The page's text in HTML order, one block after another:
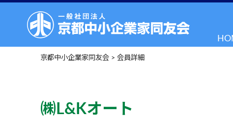
京都中小企業家同友会 > 会員詳細
㈱L&Kオート